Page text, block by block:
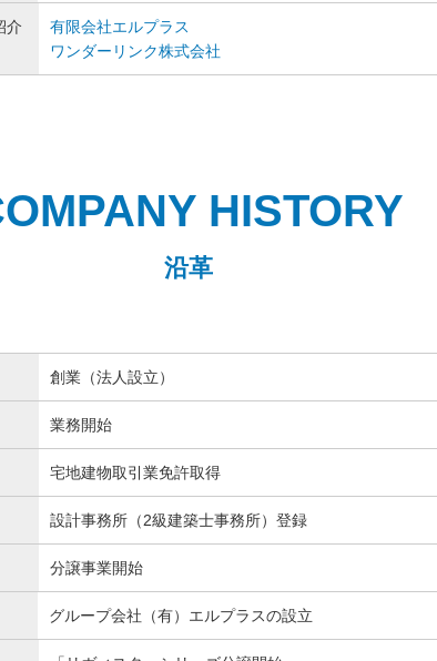
介
有限会社エルプラス
ワンダーリンク株式会社
HISTORY
沿革
創業（法人設立）
業務開始
宅地建物取引業免許取得
設計事務所（2級建築士事務所）登録
分譲事業開始
グループ会社（有）エルプラスの設立